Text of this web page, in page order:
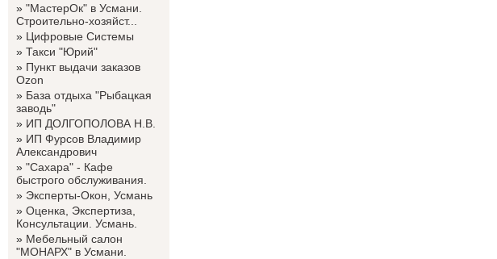
» "МастерОк" в Усмани.
Строительно-хозяйст...
» Цифровые Системы
» Такси "Юрий"
» Пункт выдачи заказов
Ozon
» База отдыха "Рыбацкая
заводь"
» ИП ДОЛГОПОЛОВА Н.В.
» ИП Фурсов Владимир
Александрович
» "Сахара" - Кафе
быстрого обслуживания.
» Эксперты-Окон, Усмань
» Оценка, Экспертиза,
Консультации. Усмань.
» Мебельный салон
"МОНАРХ" в Усмани.